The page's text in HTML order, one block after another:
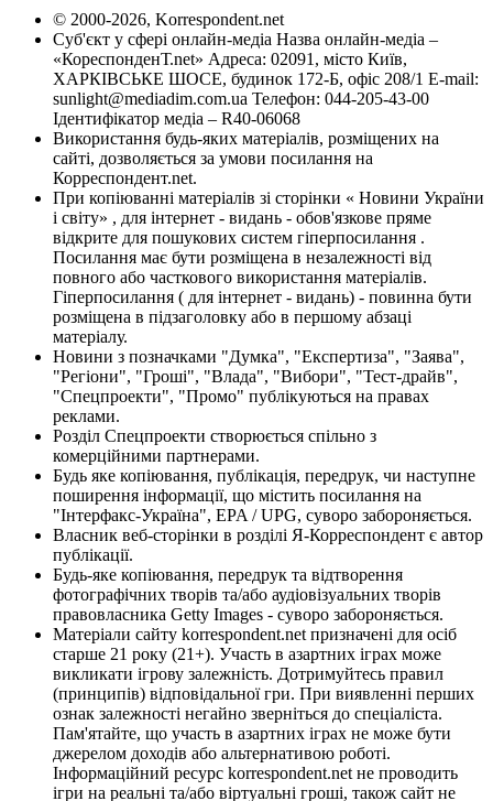
© 2000-2026, Korrespondent.net
Суб'єкт у сфері онлайн-медіа Назва онлайн-медіа –
«КореспонденТ.net» Адреса: 02091, місто Київ,
ХАРКІВСЬКЕ ШОСЕ, будинок 172-Б, офіс 208/1 E-mail:
sunlight@mediadim.com.ua Телефон: 044-205-43-00
Ідентифікатор медіа – R40-06068
Використання будь-яких матеріалів, розміщених на
сайті, дозволяється за умови посилання на
Корреспондент.net.
При копіюванні матеріалів зі сторінки « Новини України
і світу» , для інтернет - видань - обов'язкове пряме
відкрите для пошукових систем гіперпосилання .
Посилання має бути розміщена в незалежності від
повного або часткового використання матеріалів.
Гіперпосилання ( для інтернет - видань) - повинна бути
розміщена в підзаголовку або в першому абзаці
матеріалу.
Новини з позначками "Думка", "Експертиза", "Заява",
"Регіони", "Гроші", "Влада", "Вибори", "Тест-драйв",
"Спецпроекти", "Промо" публікуються на правах
реклами.
Розділ Спецпроекти створюється спільно з
комерційними партнерами.
Будь яке копіювання, публікація, передрук, чи наступне
поширення інформації, що містить посилання на
"Інтерфакс-Україна", EPA / UPG, суворо забороняється.
Власник веб-сторінки в розділі Я-Корреспондент є автор
публікації.
Будь-яке копіювання, передрук та відтворення
фотографічних творів та/або аудіовізуальних творів
правовласника Getty Images - суворо забороняється.
Матеріали сайту korrespondent.net призначені для осіб
старше 21 року (21+). Участь в азартних іграх може
викликати ігрову залежність. Дотримуйтесь правил
(принципів) відповідальної гри. При виявленні перших
ознак залежності негайно зверніться до спеціаліста.
Пам'ятайте, що участь в азартних іграх не може бути
джерелом доходів або альтернативою роботі.
Інформаційний ресурс korrespondent.net не проводить
ігри на реальні та/або віртуальні гроші, також сайт не